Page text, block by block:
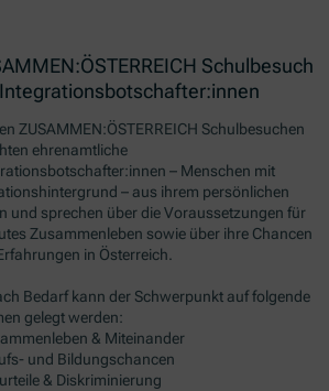
Schulbesuch
ZUSAMMEN:ÖSTERREICH Schulbesuchen
ehrenamtliche
– Menschen mit
– aus ihrem persönlichen
und sprechen über die Voraussetzungen für
Zusammenleben sowie über ihre Chancen
in Österreich.
Bedarf kann der Schwerpunkt auf folgende
gelegt werden:
& Miteinander
und Bildungschancen
& Diskriminierung